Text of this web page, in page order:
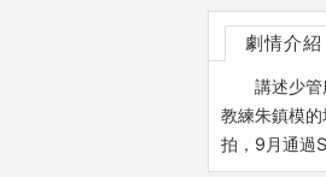
劇情介紹
講述少
教練朱鎮模
拍，9月通過